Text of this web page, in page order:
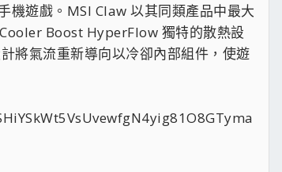
遊戲。MSI Claw 以其同類產品中最大
Boost HyperFlow 獨特的散熱設
將氣流重新導向以冷卻內部組件，使遊